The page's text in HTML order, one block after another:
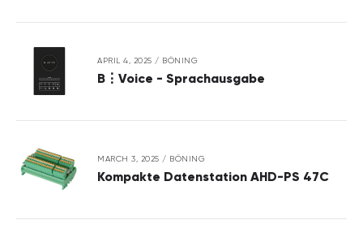
APRIL 4, 2025 / BÖNING
B⋮Voice - Sprachausgabe
MARCH 3, 2025 / BÖNING
Kompakte Datenstation AHD-PS 47C